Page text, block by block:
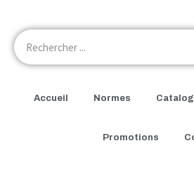
Accueil Normes
Promotions